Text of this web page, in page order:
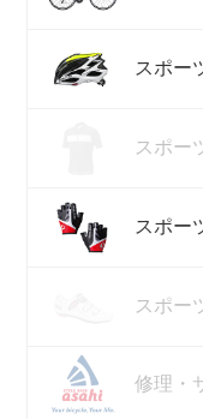
スポー
スポー
スポー
スポー
修理・